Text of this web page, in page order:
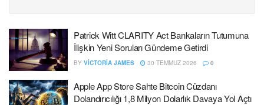
Patrick Witt CLARITY Act Bankaların Tutumuna
İlişkin Yeni Soruları Gündeme Getirdi
BY VICTORIA JAMES 30 TEMMUZ 2026 0
Apple App Store Sahte Bitcoin Cüzdanı
Dolandırıcılığı 1,8 Milyon Dolarlık Davaya Yol Açtı